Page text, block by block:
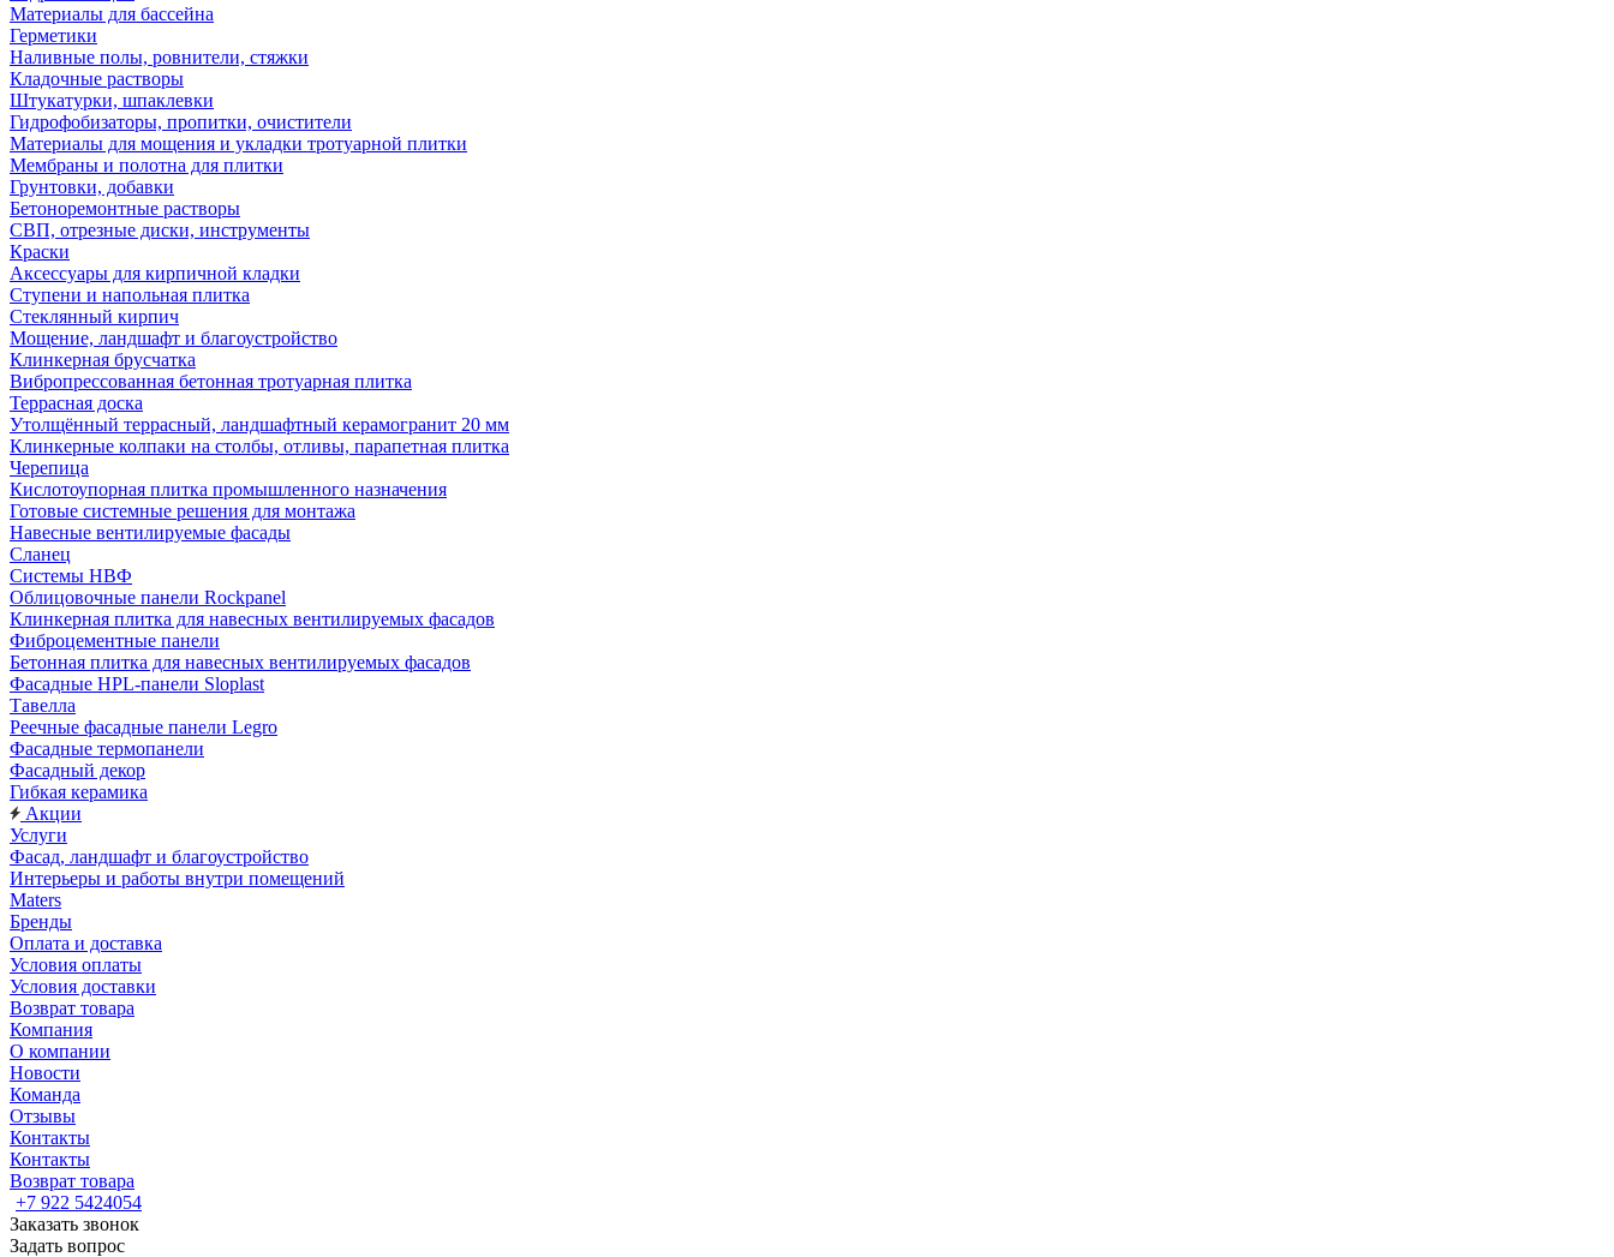
Материалы для бассейна
Герметики
Наливные полы, ровнители, стяжки
Кладочные растворы
Штукатурки, шпаклевки
Гидрофобизаторы, пропитки, очистители
Материалы для мощения и укладки тротуарной плитки
Мембраны и полотна для плитки
Грунтовки, добавки
Бетоноремонтные растворы
СВП, отрезные диски, инструменты
Краски
Аксессуары для кирпичной кладки
Ступени и напольная плитка
Cтеклянный кирпич
Мощение, ландшафт и благоустройство
Клинкерная брусчатка
Вибропрессованная бетонная тротуарная плитка
Террасная доска
Утолщённый террасный, ландшафтный керамогранит 20 мм
Клинкерные колпаки на столбы, отливы, парапетная плитка
Черепица
Кислотоупорная плитка промышленного назначения
Готовые системные решения для монтажа
Навесные вентилируемые фасады
Сланец
Системы НВФ
Облицовочные панели Rockpanel
Клинкерная плитка для навесных вентилируемых фасадов
Фиброцементные панели
Бетонная плитка для навесных вентилируемых фасадов
Фасадные HPL-панели Sloplast
Тавелла
Реечные фасадные панели Legro
Фасадные термопанели
Фасадный декор
Гибкая керамика
Акции
Услуги
Фасад, ландшафт и благоустройство
Интерьеры и работы внутри помещений
Maters
Бренды
Оплата и доставка
Условия оплаты
Условия доставки
Возврат товара
Компания
О компании
Новости
Команда
Отзывы
Контакты
Контакты
Возврат товара
+7 922 5424054
Заказать звонок
Задать вопрос